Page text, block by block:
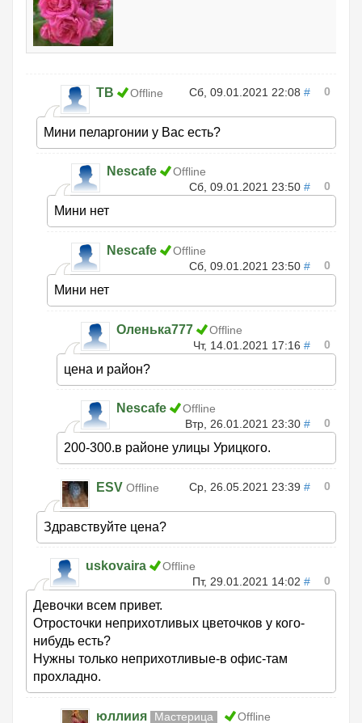
ТВ Offline Сб, 09.01.2021 22:08 # 0
Мини пеларгонии у Вас есть?
Nescafe
Offline
Сб, 09.01.2021 23:50 # 0
Мини нет
Nescafe
Offline
Сб, 09.01.2021 23:50 # 0
Мини нет
Оленька777
Offline
Чт, 14.01.2021 17:16 # 0
цена и район?
Nescafe
Offline
Втр, 26.01.2021 23:30 # 0
200-300.в районе улицы Урицкого.
ESV Offline Ср, 26.05.2021 23:39 # 0
Здравствуйте цена?
uskovaira
Offline
Пт, 29.01.2021 14:02 # 0
Девочки всем привет.
Отросточки неприхотливых цветочков у кого-
нибудь есть?
Нужны только неприхотливые-в офис-там
прохладно.
юллиия Мастерица Offline